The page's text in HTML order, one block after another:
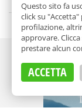
Questo sito fa
click su
profilazione,
approvare.
prestare alcun
ACCETTA